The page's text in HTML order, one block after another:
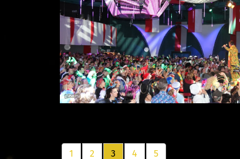
1 2 3 4 5